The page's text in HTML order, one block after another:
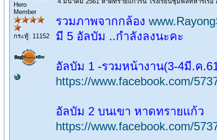
Hero
Member
กระทู้: 11152
รวมภาพจากกล้อง
มี 5 อัลบัม ..กำลังลงนะคะ
อัลบัม 1 -รวมหน้างาน(3-4มี.ค
https://www.facebook.com/
อัลบัม 2 บนเขา หาดทรายแก้ว
https://www.facebook.com/